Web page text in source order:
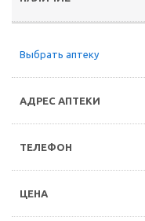
Выбрать аптеку